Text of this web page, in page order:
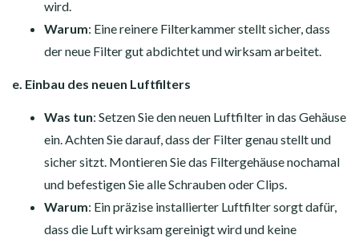
wird.
Warum: Eine reinere Filterkammer stellt sicher, dass
der neue Filter gut abdichtet und wirksam arbeitet.
e. Einbau des neuen Luftfilters
Was tun: Setzen Sie den neuen Luftfilter in das Gehäuse
ein. Achten Sie darauf, dass der Filter genau stellt und
sicher sitzt. Montieren Sie das Filtergehäuse nochamal
und befestigen Sie alle Schrauben oder Clips.
Warum: Ein präzise installierter Luftfilter sorgt dafür,
dass die Luft wirksam gereinigt wird und keine